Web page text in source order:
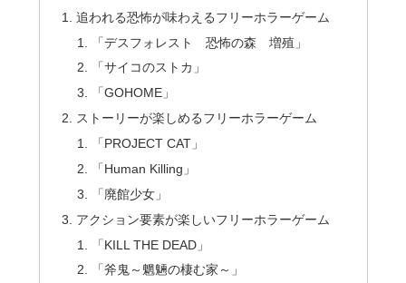
追われる恐怖が味わえるフリーホラーゲーム
「デスフォレスト 恐怖の森 増殖」
「サイコのストカ」
「GOHOME」
ストーリーが楽しめるフリーホラーゲーム
「PROJECT CAT」
「Human Killing」
「廃館少女」
アクション要素が楽しいフリーホラーゲーム
「KILL THE DEAD」
「斧鬼～魍魎の棲む家～」